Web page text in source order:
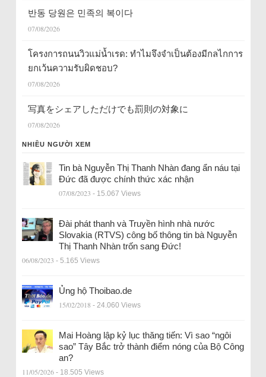
반동 당원은 민족의 복이다
07/08/2026
โครงการถนนวิวแม่น้ำเรด: ทำไมจึงจำเป็นต้องมีกลไกการ
ยกเว้นความรับผิดชอบ?
07/08/2026
写真をシェアしただけでも罰則の対象に
07/08/2026
NHIỀU NGƯỜI XEM
Tin bà Nguyễn Thị Thanh Nhàn đang ẩn náu tại
Đức đã được chính thức xác nhận
07/08/2023 - 15.067 Views
Đài phát thanh và Truyền hình nhà nước
Slovakia (RTVS) công bố thông tin bà Nguyễn
Thị Thanh Nhàn trốn sang Đức!
06/08/2023 - 5.165 Views
Ủng hộ Thoibao.de
15/02/2018 - 24.060 Views
Mai Hoàng lập kỷ lục thăng tiến: Vì sao “ngôi
sao” Tây Bắc trở thành điểm nóng của Bộ Công
an?
11/05/2026 - 18.505 Views